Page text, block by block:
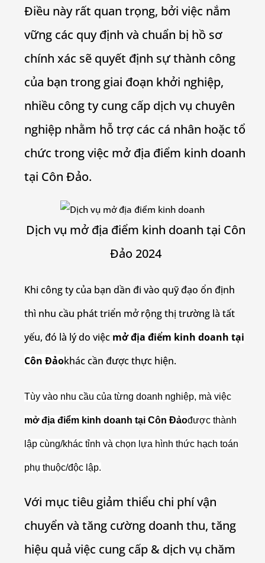
Điều này rất quan trọng, bởi việc nắm
vững các quy định và chuẩn bị hồ sơ
chính xác sẽ quyết định sự thành công
của bạn trong giai đoạn khởi nghiệp,
nhiều công ty cung cấp dịch vụ chuyên
nghiệp nhằm hỗ trợ các cá nhân hoặc tổ
chức trong việc mở địa điểm kinh doanh
tại Côn Đảo.
Dịch vụ mở địa điểm kinh doanh tại Côn
Đảo 2024
Khi công ty của bạn dần đi vào quỹ đạo ổn định
thì nhu cầu phát triển mở rộng thị trường là tất
yếu, đó là lý do việc mở địa điểm kinh doanh tại
Côn Đảokhác cần được thực hiện.
Tùy vào nhu cầu của từng doanh nghiệp, mà việc
mở địa điểm kinh doanh tại Côn Đảođược thành
lập cùng/khác tỉnh và chọn lựa hình thức hạch toán
phụ thuộc/độc lập.
Với mục tiêu giảm thiểu chi phí vận
chuyển và tăng cường doanh thu, tăng
hiệu quả việc cung cấp & dịch vụ chăm